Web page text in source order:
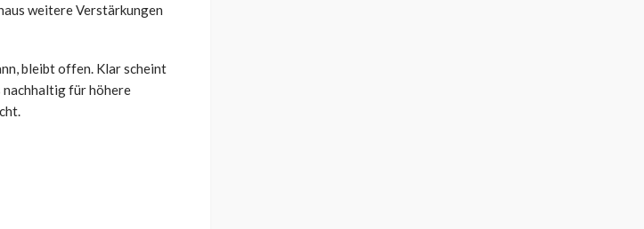
weitere Verstärkungen
bleibt offen. Klar scheint
nachhaltig für höhere